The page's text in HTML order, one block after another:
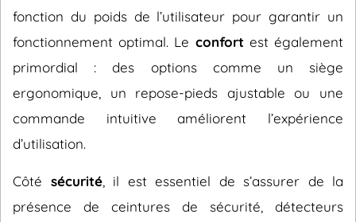
fonction du poids de l’utilisateur pour garantir un
fonctionnement optimal. Le confort est également
primordial : des options comme un siège
ergonomique, un repose-pieds ajustable ou une
commande intuitive améliorent l’expérience
d’utilisation.
Côté sécurité, il est essentiel de s’assurer de la
présence de ceintures de sécurité, détecteurs